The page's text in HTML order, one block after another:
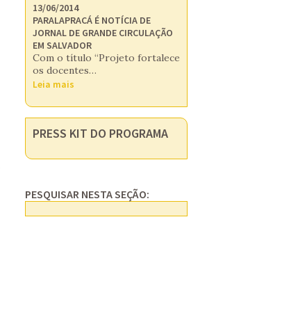
13/06/2014
PARALAPRACÁ É NOTÍCIA DE
JORNAL DE GRANDE CIRCULAÇÃO
EM SALVADOR
Com o título “Projeto fortalece
os docentes…
Leia mais
PRESS KIT DO PROGRAMA
PESQUISAR NESTA SEÇÃO: